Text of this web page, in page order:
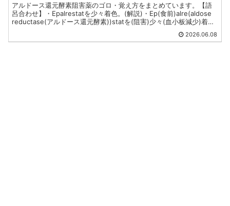
アルドース還元酵素阻害薬のゴロ・覚え方をまとめています。【語
呂合わせ】・Epalrestatを少々着色。(解説)・Ep(食前)alre(aldose
reductase(アルドース還元酵素))statを(阻害)少々(血小板減少)着色
2026.06.08